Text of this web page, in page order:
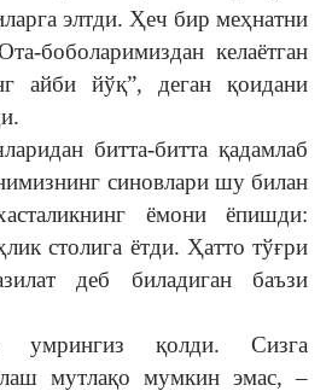
элтди. Ҳеч бир меҳнатни
боболаримиздан келаётган
айби йўқ”, деган қоидани
битта-битта қадамлаб
синовлари шу билан
ёмони ёпишди:
столига ётди. Ҳатто тўғри
деб биладиган баъзи
қолди. Сизга
мутлақо мумкин эмас, –